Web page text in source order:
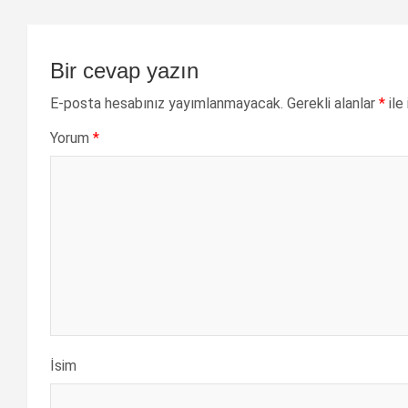
Bir cevap yazın
E-posta hesabınız yayımlanmayacak. Gerekli alanlar * ile
Yorum *
İsim